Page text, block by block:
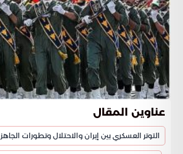
عناوين المقال
التوتر العسكري بين إيران والاحتلال وتطورات